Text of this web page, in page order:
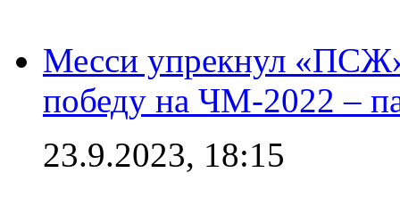
Месси упрекнул «ПСЖ»
победу на ЧМ-2022 –
23.9.2023, 18:15